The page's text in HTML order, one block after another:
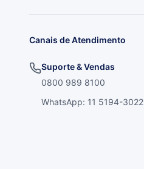
Canais de Atendimento
Suporte & Vendas
0800 989 8100
WhatsApp: 11 5194-3022